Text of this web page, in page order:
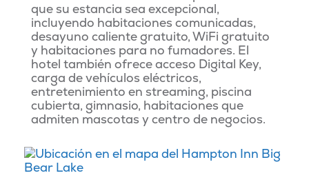
que su estancia sea excepcional,
incluyendo habitaciones comunicadas,
desayuno caliente gratuito, WiFi gratuito
y habitaciones para no fumadores. El
hotel también ofrece acceso Digital Key,
carga de vehículos eléctricos,
entretenimiento en streaming, piscina
cubierta, gimnasio, habitaciones que
admiten mascotas y centro de negocios.